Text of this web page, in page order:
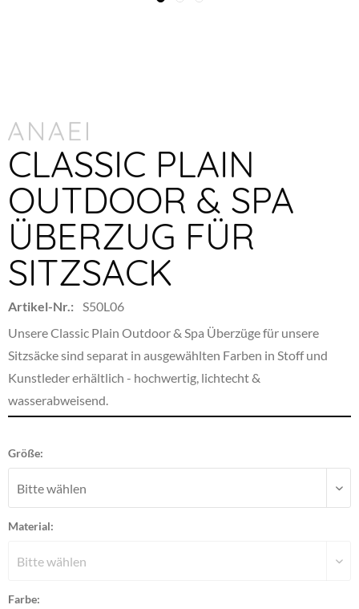
CLASSIC PLAIN
OUTDOOR & SPA
ÜBERZUG FÜR
SITZSACK
Artikel-Nr.:
S50L06
Unsere Classic Plain Outdoor & Spa Überzüge für unsere
Sitzsäcke sind separat in ausgewählten Farben in Stoff und
Kunstleder erhältlich - hochwertig, lichtecht &
wasserabweisend.
Größe:
Material:
Farbe: